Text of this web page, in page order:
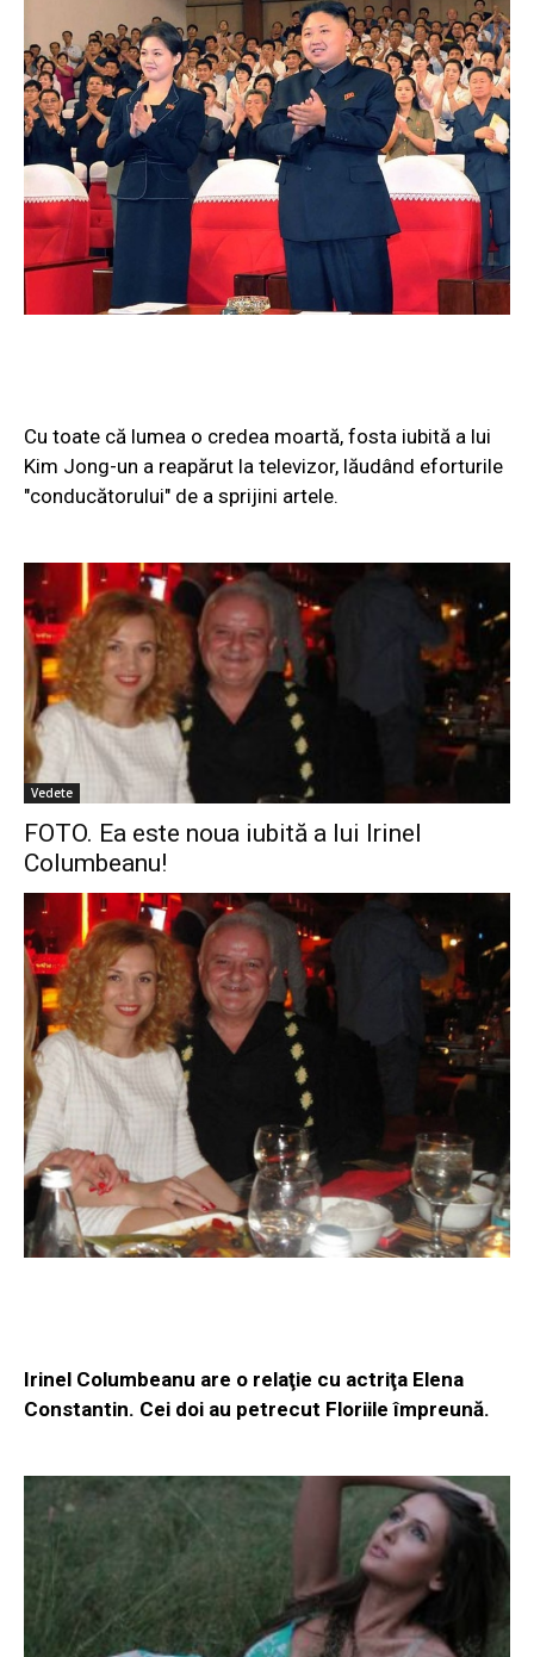
Cu toate că lumea o credea moartă, fosta iubită a lui
Kim Jong-un a reapărut la televizor, lăudând eforturile
"conducătorului" de a sprijini artele.
Vedete
FOTO. Ea este noua iubită a lui Irinel
Columbeanu!
Irinel Columbeanu are o relaţie cu actriţa Elena
Constantin. Cei doi au petrecut Floriile împreună.